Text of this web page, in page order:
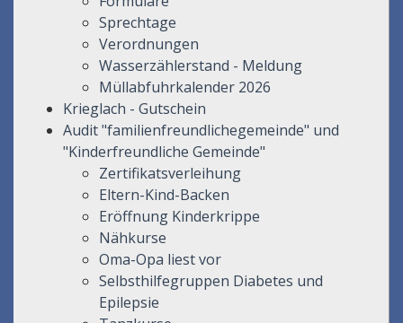
Sprechtage
Verordnungen
Wasserzählerstand - Meldung
Müllabfuhrkalender 2026
Krieglach - Gutschein
Audit "familienfreundlichegemeinde" und
"Kinderfreundliche Gemeinde"
Zertifikatsverleihung
Eltern-Kind-Backen
Eröffnung Kinderkrippe
Nähkurse
Oma-Opa liest vor
Selbsthilfegruppen Diabetes und
Epilepsie